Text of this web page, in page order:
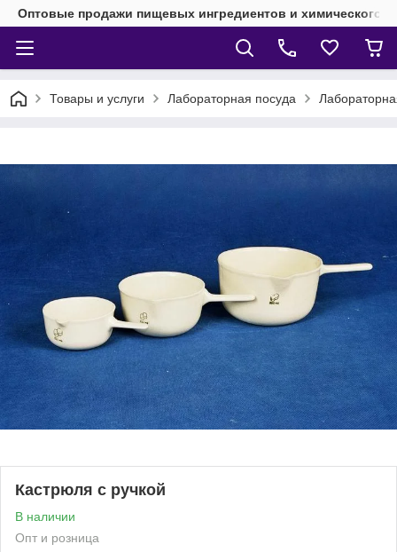
Оптовые продажи пищевых ингредиентов и химического
Товары и услуги Лабораторная посуда
Кастрюля с ручкой
В наличии
Опт и розница